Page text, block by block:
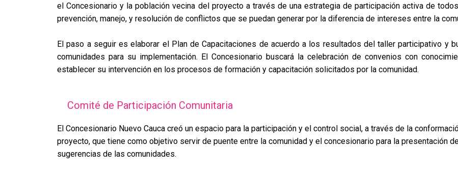
el Concesionario y la población vecina del proyecto a través de una estrategia de participación activa de
prevención, manejo, y resolución de conflictos que se puedan generar por la diferencia de intereses entre la
El paso a seguir es elaborar el Plan de Capacitaciones de acuerdo a los resultados del taller participativo y
comunidades para su implementación. El Concesionario buscará la celebración de convenios con
establecer su intervención en los procesos de formación y capacitación solicitados por la comunidad.
Comité de Participación Comunitaria
El Concesionario Nuevo Cauca creó un espacio para la participación y el control social, a través de la
proyecto, que tiene como objetivo servir de puente entre la comunidad y el concesionario para la presentación
sugerencias de las comunidades.